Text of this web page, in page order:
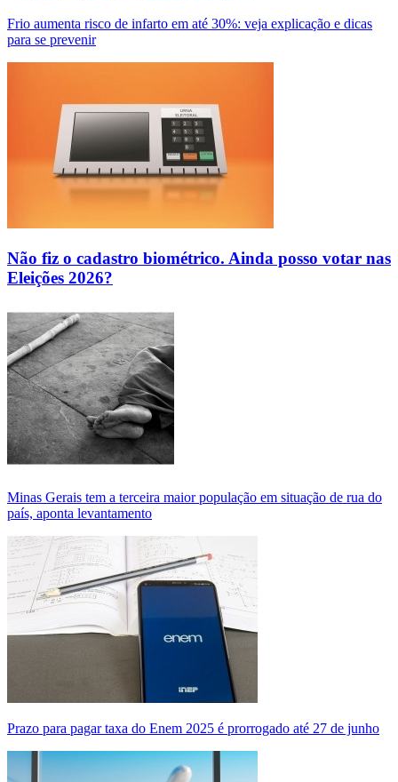
Frio aumenta risco de infarto em até 30%: veja explicação e dicas
para se prevenir
Não fiz o cadastro biométrico. Ainda posso votar nas
Eleições 2026?
Minas Gerais tem a terceira maior população em situação de rua do
país, aponta levantamento
Prazo para pagar taxa do Enem 2025 é prorrogado até 27 de junho